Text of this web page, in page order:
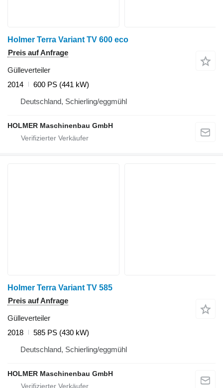
Holmer Terra Variant TV 600 eco
Preis auf Anfrage
Gülleverteiler
2014
600 PS (441 kW)
Deutschland, Schierling/eggmühl
HOLMER Maschinenbau GmbH
Holmer Terra Variant TV 585
Preis auf Anfrage
Gülleverteiler
2018
585 PS (430 kW)
Deutschland, Schierling/eggmühl
HOLMER Maschinenbau GmbH